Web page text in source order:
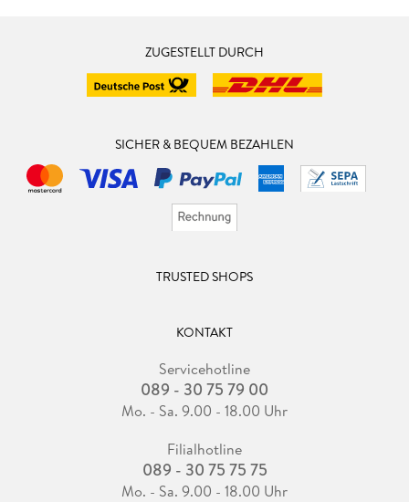
ZUGESTELLT DURCH
SICHER & BEQUEM BEZAHLEN
TRUSTED SHOPS
KONTAKT
Servicehotline
089 - 30 75 79 00
Mo. - Sa. 9.00 - 18.00 Uhr
Filialhotline
089 - 30 75 75 75
Mo. - Sa. 9.00 - 18.00 Uhr